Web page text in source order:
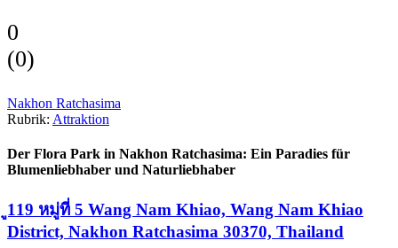
0
(0)
Nakhon Ratchasima
Rubrik: Attraktion
Der Flora Park in Nakhon Ratchasima: Ein Paradies für
Blumenliebhaber und Naturliebhaber
ู119 หมู่ที่ 5 Wang Nam Khiao, Wang Nam Khiao
District, Nakhon Ratchasima 30370, Thailand